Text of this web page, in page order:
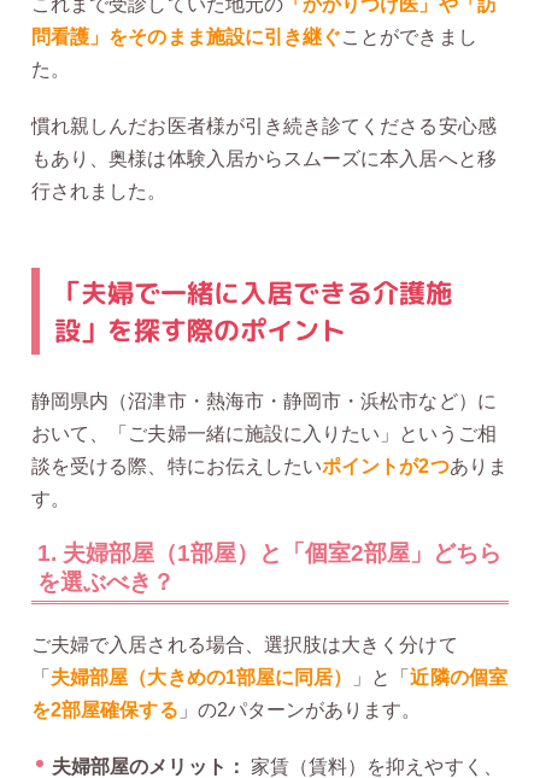
問看護」をそのまま施設に引き継ぐことができまし
た。
慣れ親しんだお医者様が引き続き診てくださる安心感
もあり、奥様は体験入居からスムーズに本入居へと移
行されました。
「夫婦で一緒に入居できる介護施
設」を探す際のポイント
静岡県内（沼津市・熱海市・静岡市・浜松市など）に
おいて、「ご夫婦一緒に施設に入りたい」というご相
談を受ける際、特にお伝えしたいポイントが2つありま
す。
1. 夫婦部屋（1部屋）と「個室2部屋」どちら
を選ぶべき？
ご夫婦で入居される場合、選択肢は大きく分けて
「 夫婦部屋（大きめの1部屋に同居） 」と「近隣の個室
を2部屋確保する 」の2パターンがあります。
夫婦部屋のメリット：
家賃（賃料）を抑えやすく、